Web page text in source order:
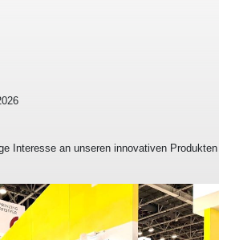
Interesse an unseren innovativen Produkten